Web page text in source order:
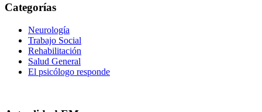
Categorías
Neurología
Trabajo Social
Rehabilitación
Salud General
El psicólogo responde